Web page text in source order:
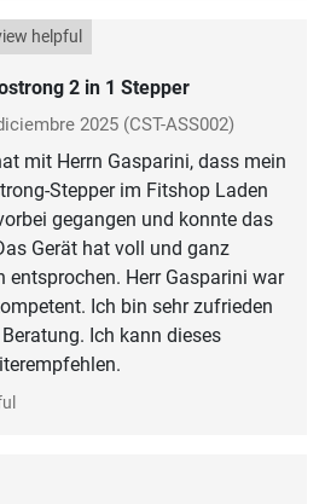
2 in 1 Stepper
helpful
2025 (CST-ASS002)
mit Herrn Gasparini, dass mein
Stepper im Fitshop Laden
gegangen und konnte das
Gerät hat voll und ganz
entsprochen. Herr Gasparini war
Ich bin sehr zufrieden
Ich kann dieses